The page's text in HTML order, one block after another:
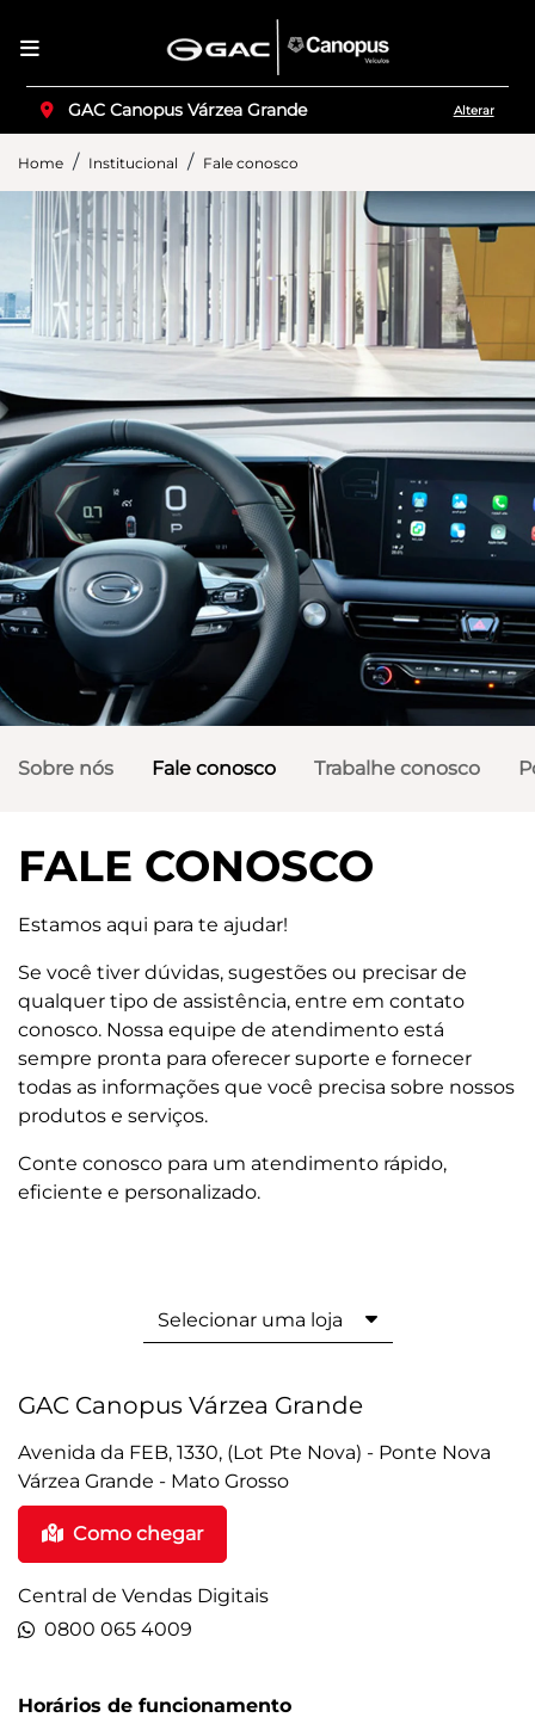
GAC Canopus Várzea Grande Alterar
Home Institucional Fale conosco
Sobre nós Fale conosco Trabalhe conosco
FALE CONOSCO
Estamos aqui para te ajudar!
Se você tiver dúvidas, sugestões ou precisar de
qualquer tipo de assistência, entre em contato
conosco. Nossa equipe de atendimento está
sempre pronta para oferecer suporte e fornecer
todas as informações que você precisa sobre nossos
produtos e serviços.
Conte conosco para um atendimento rápido,
eficiente e personalizado.
Selecionar uma loja
GAC Canopus Várzea Grande
Avenida da FEB, 1330, (Lot Pte Nova) - Ponte Nova
Várzea Grande - Mato Grosso
Como chegar
Central de Vendas Digitais
0800 065 4009
Horários de funcionamento